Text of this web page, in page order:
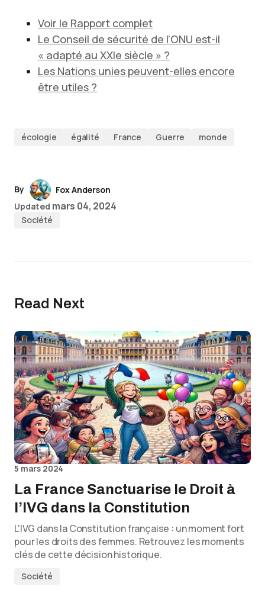
Voir le Rapport complet
Le Conseil de sécurité de l’ONU est-il
« adapté au XXIe siècle » ?
Les Nations unies peuvent-elles encore
être utiles ?
écologie égalité France Guerre monde
By
Fox Anderson
Updated mars 04, 2024
Société
Read Next
5 mars 2024
La France Sanctuarise le Droit à
l’IVG dans la Constitution
L'IVG dans la Constitution française : un moment fort
pour les droits des femmes. Retrouvez les moments
clés de cette décision historique.
Société